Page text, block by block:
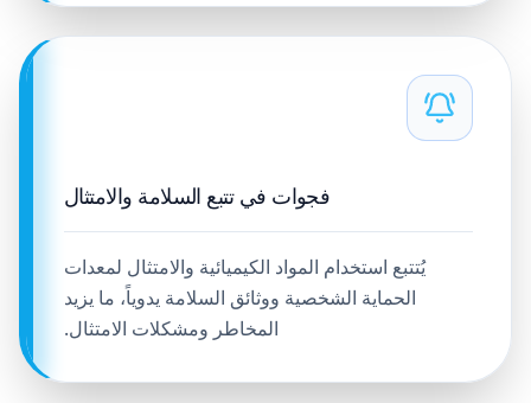
فجوات في تتبع السلامة والامتثال
يُتتبع استخدام المواد الكيميائية والامتثال لمعدات
الحماية الشخصية ووثائق السلامة يدوياً، ما يزيد
المخاطر ومشكلات الامتثال.